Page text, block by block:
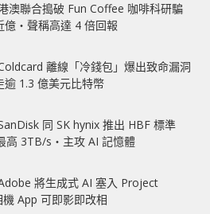
澳聯合搗破 Fun Coffee 咖啡科研騙
‧聲稱高達 4 倍回報
離線「冷錢包」爆出致命漏洞
逾 1.3 億美元比特幣
同 SK hynix 推出 HBF 標準
高 3TB/s‧主攻 AI 記憶體
將生成式 AI 塞入 Project
App 可即影即改相